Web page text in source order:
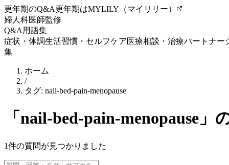
更年期のQ&A更年期はMYLILY（マイリリー）
婦人科医師監修
Q&A 用語集
症状・体調生活習慣・セルフケア医療相談・治療パートナー
集
ホーム
/
タグ: nail-bed-pain-menopause
「 nail-bed-pain-menopause 」
1件の質問が見つかりました